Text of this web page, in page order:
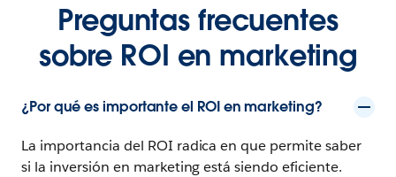
Preguntas frecuentes
sobre ROI en marketing
¿Por qué es importante el ROI en marketing?
La importancia del ROI radica en que permite saber
si la inversión en marketing está siendo eficiente.